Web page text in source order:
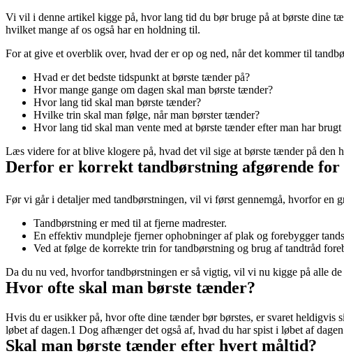
Vi vil i denne artikel kigge på, hvor lang tid du bør bruge på at børste dine
hvilket mange af os også har en holdning til.
For at give et overblik over, hvad der er op og ned, når det kommer til
Hvad er det bedste tidspunkt at børste tænder på?
Hvor mange gange om dagen skal man børste tænder?
Hvor lang tid skal man børste tænder?
Hvilke trin skal man følge, når man børster tænder?
Hvor lang tid skal man vente med at børste tænder efter man har
Læs videre for at blive klogere på, hvad det vil sige at børste tænder på den
Derfor er korrekt tandbørstning afgørende for
Før vi går i detaljer med tandbørstningen, vil vi først gennemgå, hvorfor en
Tandbørstning er med til at fjerne madrester.
En effektiv mundpleje fjerner ophobninger af plak og forebygger
Ved at følge de korrekte trin for tandbørstning og brug af tandtråd
Da du nu ved, hvorfor tandbørstningen er så vigtig, vil vi nu kigge på alle de
Hvor ofte skal man børste tænder?
Hvis du er usikker på, hvor ofte dine tænder bør børstes, er svaret heldigvis
løbet af dagen.1 Dog afhænger det også af, hvad du har spist i løbet af
Skal man børste tænder efter hvert måltid?